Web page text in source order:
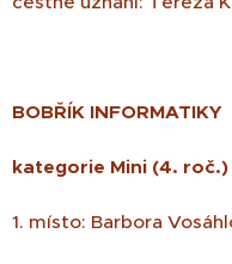
BOBŘÍK INFORMATIKY
kategorie Mini (4. roč.)
1. místo: Barbora